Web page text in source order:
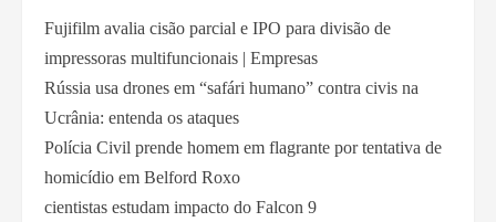
Fujifilm avalia cisão parcial e IPO para divisão de
impressoras multifuncionais | Empresas
Rússia usa drones em “safári humano” contra civis na
Ucrânia: entenda os ataques
Polícia Civil prende homem em flagrante por tentativa de
homicídio em Belford Roxo
cientistas estudam impacto do Falcon 9